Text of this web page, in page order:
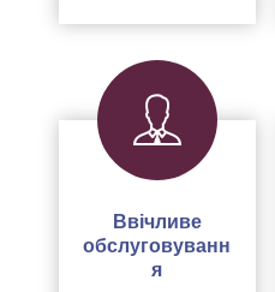
Ввічливе
обслуговуванн
я